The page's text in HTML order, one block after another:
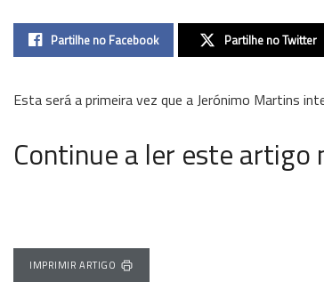
Partilhe no Facebook Partilhe no Twitter
Esta será a primeira vez que a Jerónimo Martins
Continue a ler este artigo
IMPRIMIR ARTIGO